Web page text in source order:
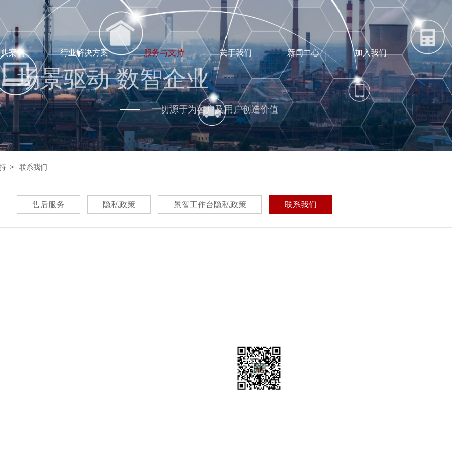
案例 行业解决方案 服务与支持 关于我们 新闻中心 加入我们
场景驱动 数智企业
一切源于为客户及用户创造价值
联系我们
售后服务 隐私政策 景智工作台隐私政策 联系我们